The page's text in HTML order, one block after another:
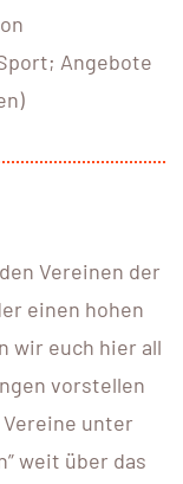
Angebote
Vereinen der
einen hohen
wir euch hier all
vorstellen
Vereine unter
weit über das